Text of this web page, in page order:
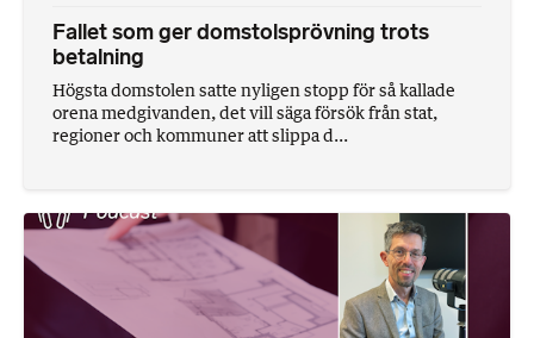
Fallet som ger domstolsprövning trots
betalning
Högsta domstolen satte nyligen stopp för så kallade
orena medgivanden, det vill säga försök från stat,
regioner och kommuner att slippa d...